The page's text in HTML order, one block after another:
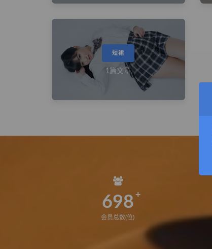
短裙
1篇文章
698
会员总数(位)